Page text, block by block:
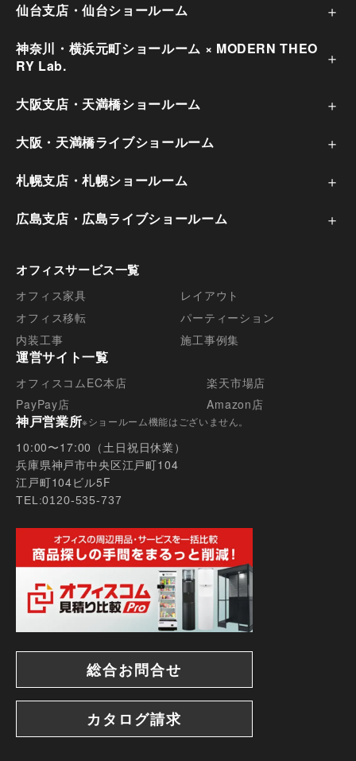
オフィス移転コンサルに依頼するメリットとは？選
び方と費用目安
オフィス移転にかかる費用の相場とは？内訳と節約
方法を解説
オフィス移転時はチェックリストで確認！時期ごと
仙台支店・仙台ショールーム
神奈川・横浜元町ショールーム × MODERN THEO
RY Lab.
大阪支店・天満橋ショールーム
大阪・天満橋ライブショールーム
札幌支店・札幌ショールーム
広島支店・広島ライブショールーム
オフィスサービス一覧
オフィス家具
レイアウト
オフィス移転
パーティーション
内装工事
施工事例集
運営サイト一覧
オフィスコムEC本店
楽天市場店
PayPay店
Amazon店
神戸営業所※ショールーム機能はございません。
10:00〜17:00（土日祝日休業）
兵庫県神戸市中央区江戸町104
江戸町104ビル5F
TEL:0120-535-737
総合お問合せ
カタログ請求